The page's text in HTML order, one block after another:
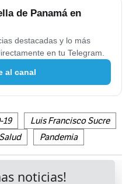
de Panamá en
destacadas y lo más
en tu Telegram.
al canal
19
Luis Francisco Sucre
Pandemia